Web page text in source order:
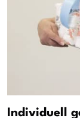
Individuell